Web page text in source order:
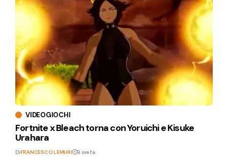
VIDEOGIOCHI
Fortnite x Bleach torna con Yoruichi e Kisuke
Urahara
DiFRANCESCO LEMURI 8 ore fa